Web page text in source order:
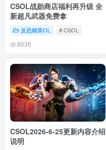
CSOL战勋商店福利再升级 全
新超凡武器免费拿
反恐精英OL # CSOL
8036
CSOL2026-6-25更新内容介绍
说明